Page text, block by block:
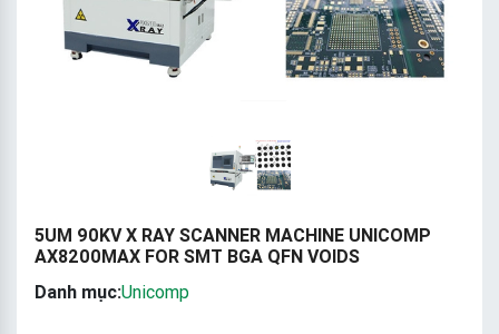
5UM 90KV X RAY SCANNER MACHINE UNICOMP
AX8200MAX FOR SMT BGA QFN VOIDS
Danh mục:Unicomp